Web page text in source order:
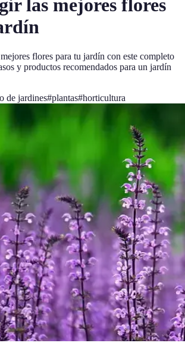
las mejores flores
flores para tu jardín con este completo
y productos recomendados para un jardín
de jardines#plantas#horticultura